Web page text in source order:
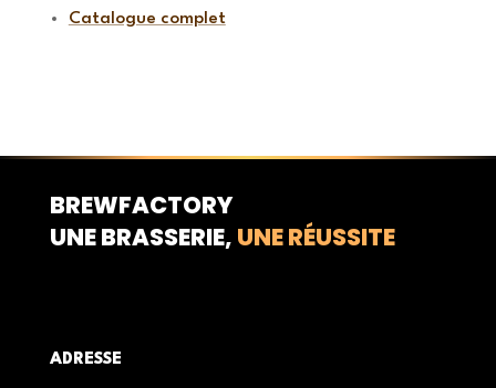
Catalogue complet
BREWFACTORY
UNE BRASSERIE, UNE RÉUSSITE
ADRESSE